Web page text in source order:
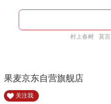
村上春树 莫言
果麦京东自营旗舰店
关注我